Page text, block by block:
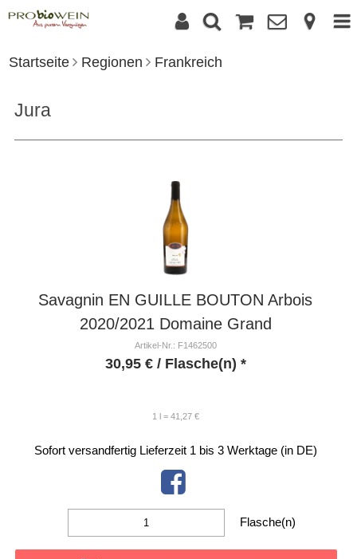
Startseite Regionen Frankreich
Jura
Savagnin EN GUILLE BOUTON Arbois
2020/2021 Domaine Grand
Artikel-Nr.: F1462500
30,95 €/ Flasche(n) *
1 l = 41,27 €
Sofort versandfertig Lieferzeit 1 bis 3 Werktage (in DE)
Flasche(n)